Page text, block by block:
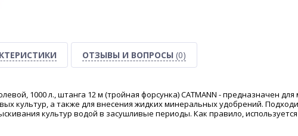
ОТЗЫВЫ И ВОПРОСЫ (0)
1000 л., штанга 12 м (тройная форсунка) CATMANN - предназначен
культур, а также для внесения жидких минеральных удобрений.
культур водой в засушливые периоды. Как правило,